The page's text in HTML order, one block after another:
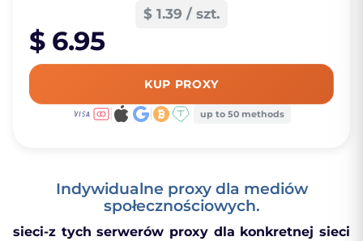
$ 1.39 / szt.
$ 6.95
KUP PROXY
up to 50 methods
Indywidualne proxy dla mediów
społecznościowych.
sieci-z tych serwerów proxy dla konkretnej sieci